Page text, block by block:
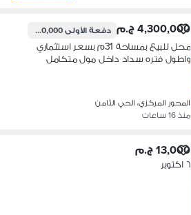
4,300,000 ج.م دفعة الأولى430,000 ج.م
محل للبيع بمساحة 31م بسعر استثماري
واطول فتره سداد داخل مول متكامل
المحور المركزي، الحي الثامن
منذ 16 ساعات
13,000 ج.م
٦ اكتوبر